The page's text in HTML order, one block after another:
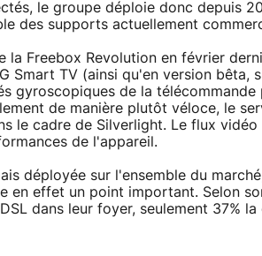
le groupe déploie donc depuis
des supports actuellement
Freebox Revolution en février
Smart TV (ainsi qu'en version bêta,
gyroscopiques de la télécommande
de manière plutôt véloce, le
le cadre de Silverlight. Le flux
de l'appareil.
déployée sur l'ensemble du
en effet un point important. Selon
dans leur foyer, seulement 37%